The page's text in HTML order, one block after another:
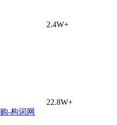
2.4W+
22.8W+